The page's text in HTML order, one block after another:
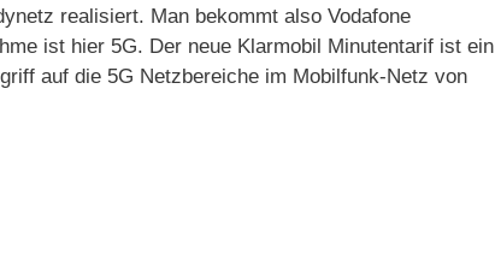
realisiert. Man bekommt also Vodafone
ist hier 5G. Der neue Klarmobil Minutentarif ist ein
auf die 5G Netzbereiche im Mobilfunk-Netz von